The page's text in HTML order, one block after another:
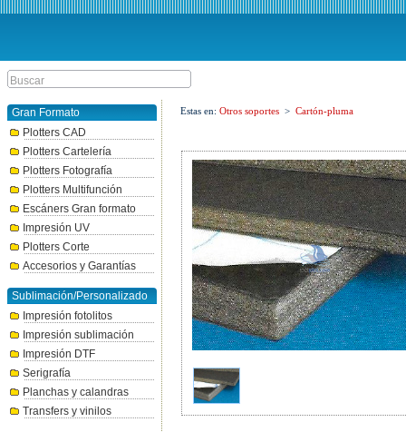
Gran Formato
Plotters CAD
Plotters Cartelería
Plotters Fotografía
Plotters Multifunción
Escáners Gran formato
Impresión UV
Plotters Corte
Accesorios y Garantías
Sublimación/Personalizado
Impresión fotolitos
Impresión sublimación
Impresión DTF
Serigrafía
Planchas y calandras
Transfers y vinilos
Estas en: Otros soportes > Cartón-pluma